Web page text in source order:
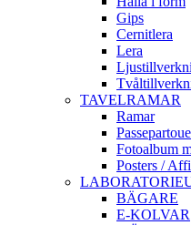
Gips
Cernitlera
Lera
TAVELRAMAR
Ramar
Fotoalbum
Posters /
BÄGARE
E-KOLVAR